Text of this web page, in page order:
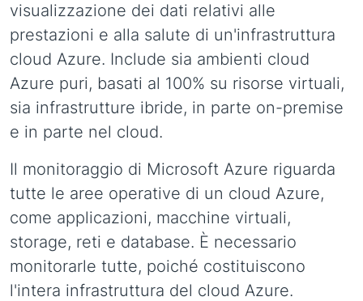
visualizzazione dei dati relativi alle
prestazioni e alla salute di un'infrastruttura
cloud Azure. Include sia ambienti cloud
Azure puri, basati al 100% su risorse virtuali,
sia infrastrutture ibride, in parte on-premise
e in parte nel cloud.
Il monitoraggio di Microsoft Azure riguarda
tutte le aree operative di un cloud Azure,
come applicazioni, macchine virtuali,
storage, reti e database. È necessario
monitorarle tutte, poiché costituiscono
l'intera infrastruttura del cloud Azure.